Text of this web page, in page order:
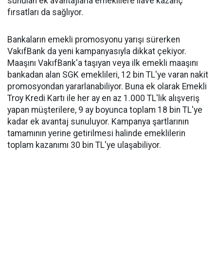
fırsatları da sağlıyor.
Bankaların emekli promosyonu yarışı sürerken
VakıfBank da yeni kampanyasıyla dikkat çekiyor.
Maaşını VakıfBank'a taşıyan veya ilk emekli maaşını
bankadan alan SGK emeklileri, 12 bin TL'ye varan nakit
promosyondan yararlanabiliyor. Buna ek olarak Emekli
Troy Kredi Kartı ile her ay en az 1.000 TL'lik alışveriş
yapan müşterilere, 9 ay boyunca toplam 18 bin TL'ye
kadar ek avantaj sunuluyor. Kampanya şartlarının
tamamının yerine getirilmesi halinde emeklilerin
toplam kazanımı 30 bin TL'ye ulaşabiliyor.